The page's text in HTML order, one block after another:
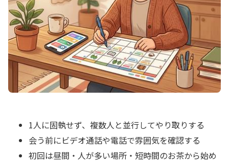
1人に固執せず、複数人と並行してやり取りする
会う前にビデオ通話や電話で雰囲気を確認する
初回は昼間・人が多い場所・短時間のお茶から始め